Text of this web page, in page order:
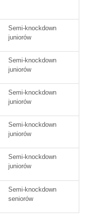
Semi-knockdown
juniorów
Semi-knockdown
juniorów
Semi-knockdown
juniorów
Semi-knockdown
juniorów
Semi-knockdown
juniorów
Semi-knockdown
seniorów